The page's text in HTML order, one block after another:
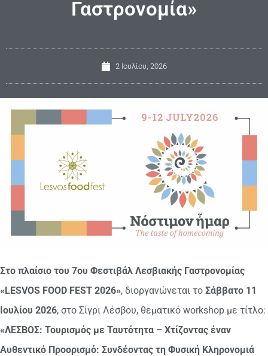
Γαστρονομία»
2 Ιουλίου, 2026
Στο πλαίσιο του 7ου Φεστιβάλ Λεσβιακής Γαστρονομίας
«LESVOS FOOD FEST 2026», διοργανώνεται το Σάββατο 11
Ιουλίου 2026, στο Σίγρι Λέσβου, θεματικό workshop με τίτλο:
«ΛΕΣΒΟΣ: Τουρισμός με Ταυτότητα – Χτίζοντας έναν
Αυθεντικό Προορισμό: Συνδέοντας τη Φυσική Κληρονομιά